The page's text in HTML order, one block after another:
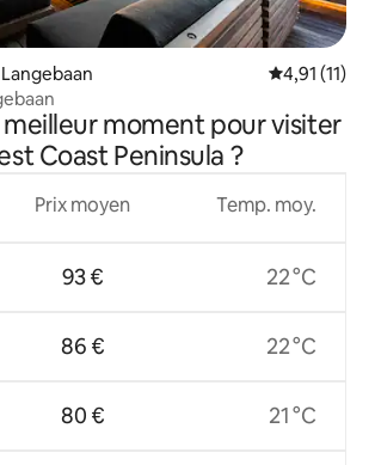
Évaluation
4,91 (11)
moment pour visiter
Coast Peninsula ?
Prix moyen
93 €
86 €
80 €
Temp. moy.
22 °C
22 °C
21 °C